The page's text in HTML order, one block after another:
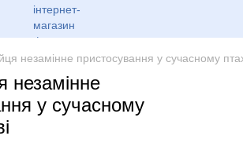
незамінне пристосування у сучасному
незамінне
у сучасному